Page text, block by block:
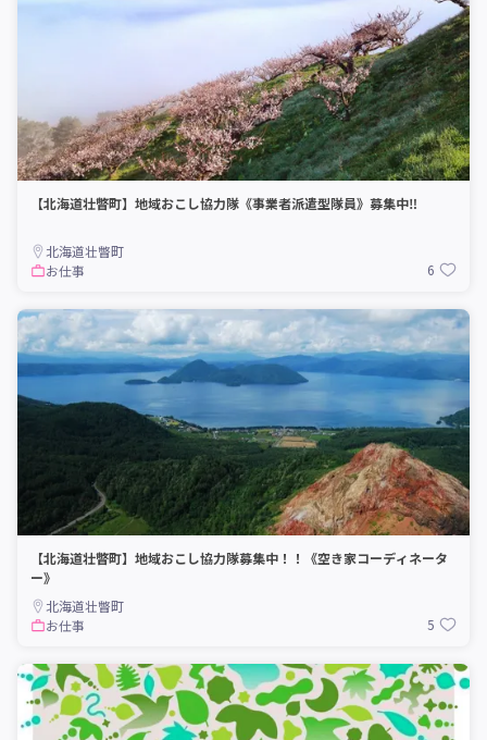
【北海道壮瞥町】地域おこし協力隊《事業者派遣型隊員》募集中‼︎
北海道壮瞥町
お仕事
6
【北海道壮瞥町】地域おこし協力隊募集中！！《空き家コーディネータ
ー》
北海道壮瞥町
お仕事
5